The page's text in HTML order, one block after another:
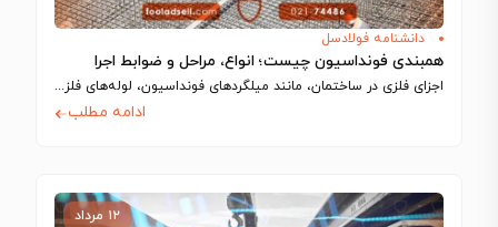
دانشنامه فولادسل
همبندی فونداسیون چیست؛ انواع، مراحل و ضوابط اجرا
اجزای فلزی در ساختمان، مانند میلگردهای فونداسیون، لوله‌های فلزی و شفت آسانسور، رسانای جریان…
ادامه مطلب
۱۲ مرداد